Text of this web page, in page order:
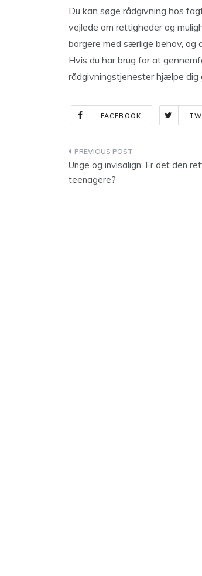
Du kan søge rådgivning hos
vejlede om rettigheder og
borgere med særlige behov, og
Hvis du har brug for at
rådgivningstjenester hjælpe dig
FACEBOOK
Indlægsnavigation
Unge og invisalign: Er det den
teenagere?